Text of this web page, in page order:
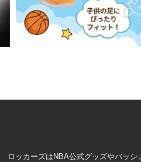
ロッカーズはNBA公式グッズやバッ